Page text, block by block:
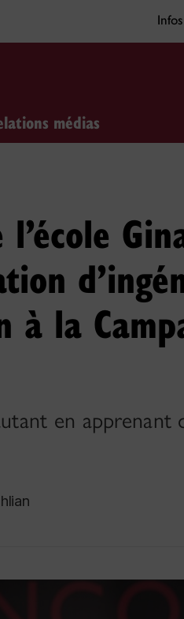
médias
à la
en apprenant